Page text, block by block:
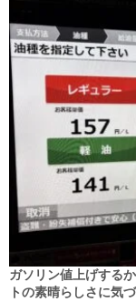
ガソリン値上げする
トの素晴らしさに気づ